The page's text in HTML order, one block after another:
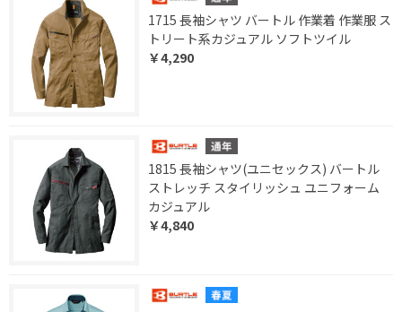
1715 長袖シャツ バートル 作業着 作業服 ス
トリート系カジュアル ソフトツイル
￥4,290
1815 長袖シャツ(ユニセックス) バートル
ストレッチ スタイリッシュ ユニフォーム
カジュアル
￥4,840